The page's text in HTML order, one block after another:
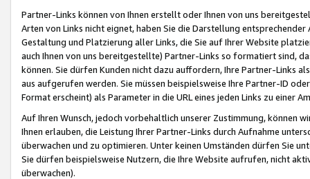
Partner-Links können von Ihnen erstellt oder Ihnen von uns
Arten von Links nicht eignet, haben Sie die Darstellung
Gestaltung und Platzierung aller Links, die Sie auf Ihrer Website
auch Ihnen von uns bereitgestellte) Partner-Links so formatiert sind,
können. Sie dürfen Kunden nicht dazu auffordern, Ihre Partner-Links
aus aufgerufen werden. Sie müssen beispielsweise Ihre Partner-ID
Format erscheint) als Parameter in die URL eines jeden Links zu einer
Auf Ihren Wunsch, jedoch vorbehaltlich unserer Zustimmung, können
Ihnen erlauben, die Leistung Ihrer Partner-Links durch Aufnahme
überwachen und zu optimieren. Unter keinen Umständen dürfen Sie
Sie dürfen beispielsweise Nutzern, die Ihre Website aufrufen, nicht
überwachen).